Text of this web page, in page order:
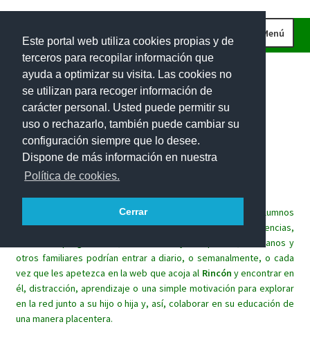
Este portal web utiliza cookies propias y de
terceros para recopilar información que
ayuda a optimizar su visita. Las cookies no
se utilizan para recoger información de
carácter personal. Usted puede permitir su
uso o rechazarlo, también puede cambiar su
configuración siempre que lo desee.
Dispone de más información en nuestra
Política de cookies.
Cerrar
la
navegación
al
contenido
Menú
INICIO
CURIOSIDADES
IMÁGENES
INVESTIGACIONES
PROBLEMAS DE INGENIO
PROBLEMAS INTERACTIVOS
Rincónmatemáticopara
familias.
Este espacio lúdico trata de implicar a las familias de los alumnos
en el aprendizaje de las matemáticas de sus hijos. Sin exigencias,
sin tareas programadas, los alumnos y sus padres, hermanos y
otros familiares podrían entrar a diario, o semanalmente, o cada
vez que les apetezca en la web que acoja al Rincón y encontrar en
él, distracción, aprendizaje o una simple motivación para explorar
en la red junto a su hijo o hija y, así, colaborar en su educación de
una manera placentera.